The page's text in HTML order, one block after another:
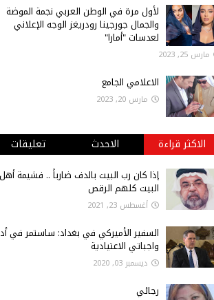
لأول مرة في الوطن العربي نجمة الموضة
والجمال جورجينا رودريغز الوجه الإعلاني
لعدسات "أمارا"
مارس 25, 2023
الاعلامي الجامع
مارس 20, 2023
الاكثر قراءة الاحدث تعليقات
إذا كان رب البيت بالدف ضارباً .. فشيمة أهل
البيت كلهم الرقص
أغسطس 23, 2021
السفير الأميركي في بغداد: ساستمر في
واجباتي الاعتيادية
ديسمبر 03, 2020
رجائي